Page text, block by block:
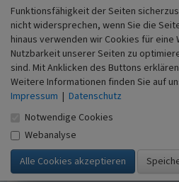
rp-online.de: Hilden - Haus zum
D. Schmidt-Elmendorff, RP-
abgerufen am 12.07.2024)
de.wikipedia.org: Liste der
(abgerufen 12.07.2024)
rheinische-geschichte.lvr.de
wissenschaftlichen Chirurgie
30.07.2024)
Literatur
Funktionsfähigkeit der Seiten
nicht widersprechen, wenn Sie die
hinaus verwenden wir Cookies für eine
Nutzbarkeit unserer Seiten zu
sind. Mit Anklicken des Buttons
Weitere Informationen finden Sie auf
Impressum | Datenschutz
Notwendige Cookies
Webanalyse